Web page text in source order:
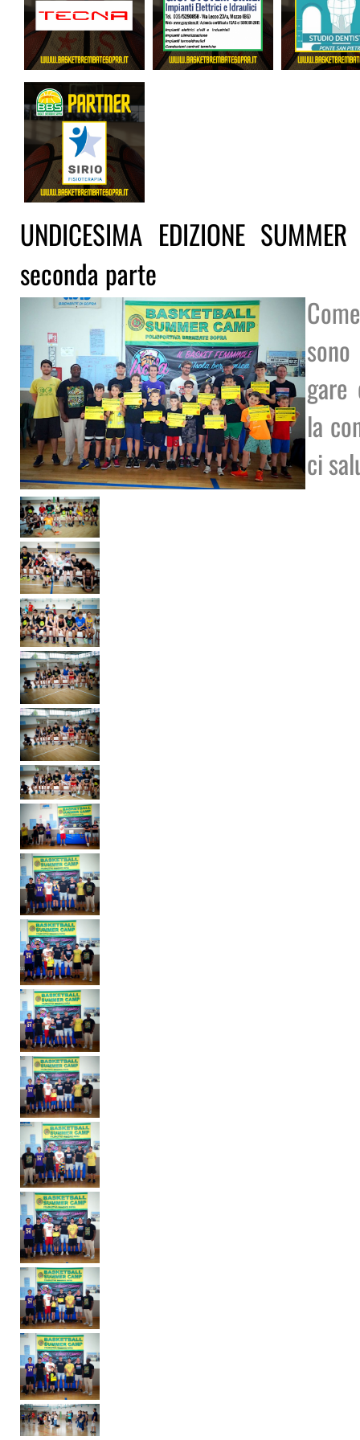
UNDICESIMA EDIZIONE
seconda parte
la
ci